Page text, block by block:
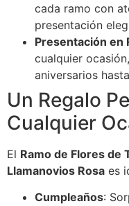
cada ramo con
presentación
Presentación en
cualquier
aniversarios
Un Regalo
Cualquier
El Ramo de Flores de
Llamanovios Rosa es
Cumpleaños: